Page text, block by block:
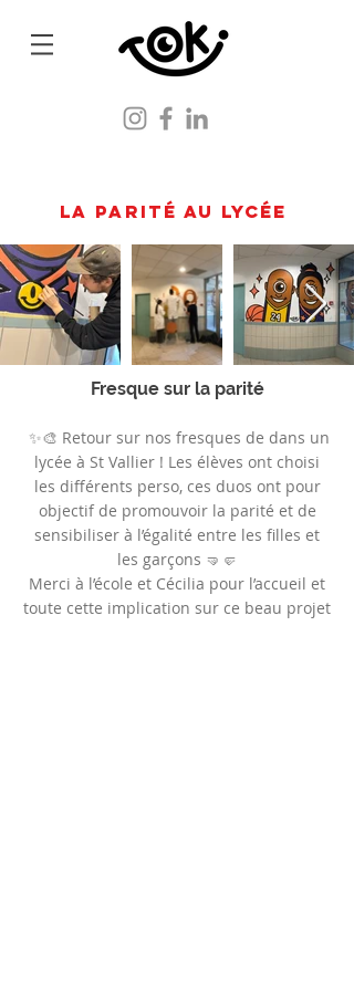
la parité au lycée
Fresque sur la parité
✨🎨 Retour sur nos fresques de dans un
lycée à St Vallier ! Les élèves ont choisi
les différents perso, ces duos ont pour
objectif de promouvoir la parité et de
sensibiliser à l’égalité entre les filles et
les garçons 🤜🤛
Merci à l’école et Cécilia pour l’accueil et
toute cette implication sur ce beau projet